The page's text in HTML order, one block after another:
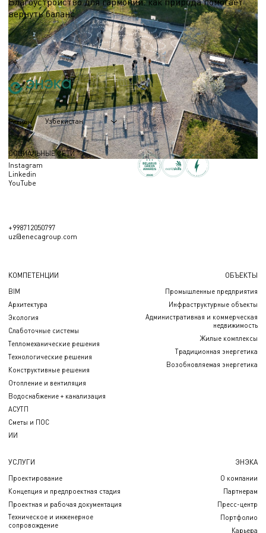
вернуть баланс
Узнайте, как современные природные пространства помогают снизить
уровень стресса, укрепить социальные связи и наслаждаться активным
отдыхом круглый год.
01.04.2026
Регион Узбекистан
СОЦИАЛЬНЫЕ СЕТИ
Instagram
Linkedin
YouTube
+998712050797
uz@enecagroup.com
КОМПЕТЕНЦИИ
BIM
Архитектура
Экология
Слаботочные системы
Тепломеханические решения
Технологические решения
Конструктивные решения
Отопление и вентиляция
Водоснабжение + канализация
АСУТП
Сметы и ПОС
ИИ
ОБЪЕКТЫ
Промышленные предприятия
Инфраструктурные объекты
Административная и коммерческая
недвижимость
Жилые комплексы
Традиционная энергетика
Возобновляемая энергетика
УСЛУГИ
Проектирование
Концепция и предпроектная стадия
Проектная и рабочая документация
Техническое и инженерное
сопровождение
ЭНЭКА
О компании
Партнерам
Пресс-центр
Портфолио
Карьера